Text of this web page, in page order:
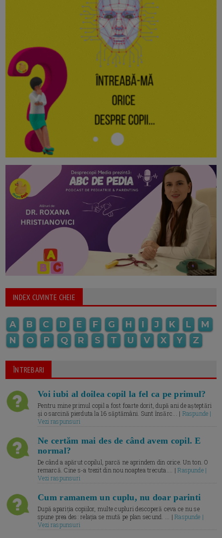
INDEX CUVINTE CHEIE
A B C D E F G H I J K L
M
N
O P Q R S T U V X Y Z
ÎNTREBARI
Voi iubi al doilea copil la fel ca pe primul?
Pentru mine primul copil a fost foarte dorit, după ani de așteptări
și o sarcină pierduta la 16 săptămâni. Sunt însărc... | Raspunde |
Vezi raspunsuri
Ne certăm mai des de când avem copil. E
normal?
De când a apărut copilul, parcă ne aprindem din orice. Un ton. O
remarcă. Cine s-a trezit din nou noaptea trecuta.... |Raspunde |
Vezi raspunsuri
Cum ramanem un cuplu, nu doar parinti
După apariția copiilor, multe cupluri descoperă ceva ce nu se
spune prea des: relația se mută pe plan secund. ... |Raspunde |
Vezi raspunsuri